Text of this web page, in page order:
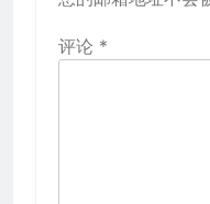
评论 *